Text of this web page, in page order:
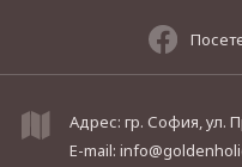
Адрес: гр. София, ул.
E-mail: